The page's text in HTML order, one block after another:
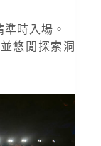
時入場。
悠閒探索洞